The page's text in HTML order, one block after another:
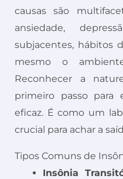
causas são
ansiedade,
subjacentes, hábitos
mesmo o
Reconhecer a
primeiro passo para
eficaz. É como um
crucial para achar a
Tipos Comuns de
Insônia